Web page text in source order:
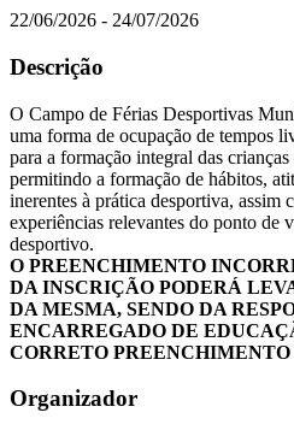
22/06/2026 - 24/07/2026
Descrição
O Campo de Férias Desportivas
uma forma de ocupação de tempos
para a formação integral das
permitindo a formação de hábitos,
inerentes à prática desportiva, assim
experiências relevantes do ponto de
desportivo.
O PREENCHIMENTO
DA INSCRIÇÃO PODERÁ
DA MESMA, SENDO DA
ENCARREGADO DE
CORRETO PREENCHIMENTO
Organizador